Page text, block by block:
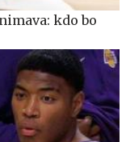
kdo bo